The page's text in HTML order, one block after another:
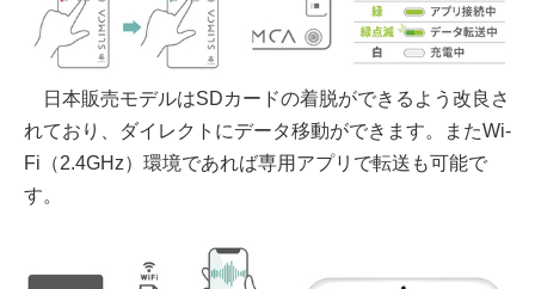
日本販売モデルはSDカードの着脱ができるよう改良さ
れており、ダイレクトにデータ移動ができます。またWi-
Fi（2.4GHz）環境であれば専用アプリで転送も可能で
す。